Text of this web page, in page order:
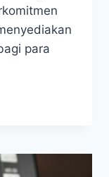
para